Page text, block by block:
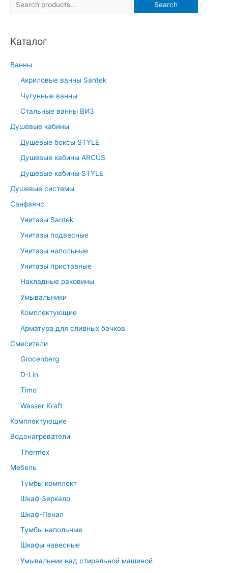
r
h
:
Search
Каталог
Ванны
Акриловые ванны Santek
Чугунные ванны
Стальные ванны ВИЗ
Душевые кабины
Душевые боксы STYLE
Душевые кабины ARCUS
Душевые кабины STYLE
Душевые системы
Санфаянс
Унитазы Santek
Унитазы подвесные
Унитазы напольные
Унитазы приставные
Накладные раковины
Умывальники
Комплектующие
Арматура для сливных бачков
Смесители
Grocenberg
D-Lin
Timo
Wasser Kraft
Комплектующие
Водонагреватели
Thermex
Мебель
Тумбы комплект
Шкаф-Зеркало
Шкаф-Пенал
Тумбы напольные
Шкафы навесные
Умывальник над стиральной машиной